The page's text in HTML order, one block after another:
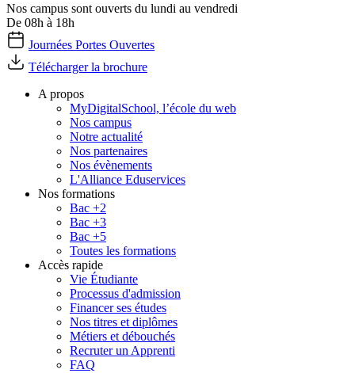
Nos campus sont ouverts du lundi au vendredi
De 08h à 18h
Journées Portes Ouvertes
Télécharger la brochure
A propos
MyDigitalSchool, l’école du web
Nos campus
Notre actualité
Nos partenaires
Nos évènements
L'Alliance Eduservices
Nos formations
Bac +2
Bac +3
Bac +5
Toutes les formations
Accès rapide
Vie Étudiante
Processus d'admission
Financer ses études
Nos titres et diplômes
Métiers et débouchés
Recruter un Apprenti
FAQ